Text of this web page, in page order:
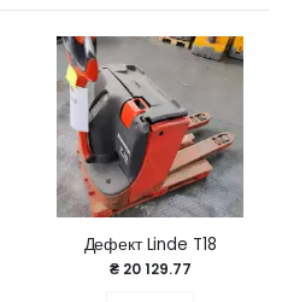
Дефект Linde T18
₴ 20 129.77